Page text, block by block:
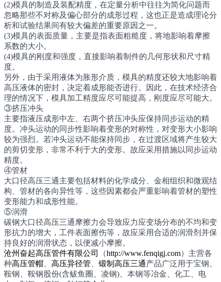
(2)模具的制造及装配精度，在定量分析中往往为简化问题而
忽略那些不对称及偏心部分的成形过程，这也正是造成理论分
析和试验结果间有较大偏差的重要原因之一。
(3)模具的表面质量，主要是指表面粗糙度，将地影响着摩擦
系数的大小。
(4)模具的刚度和强度，直接影响着制件的几何形状和尺寸精
度。
另外，由于采用液体为胀形介质，模具的精度还较大地影响着
高压液体的密封，决定着成形能否进行。因此，在技术经济合
理的情况下，模具加工精度应尽可能提高，刚度应尽可能大。
③挤压冲头
主要指液压成形中左、右两个挤压冲头应保持同步运动的精
度。冲头运动的同步性影响着变形的对称性，对变形大小影响
较为强烈。若冲头运动不能保持同步，在过渡区域将产生较大
的剪切变形，非常不利于大的变形。故应采用措施以同步运动
精度。
④管材
大口径高压三通主要包括材料的化学成分、金相组织和微观结
构、管材的各向异性等，这些因素都会严重影响着管材的塑性
变形能力和成形性能。
⑤润滑
碳钢大口径高压三通摩擦力会导致应力应变场分布的不均和变
形抗力的增大，工件表面擦伤等，故应采用合适的润滑剂并保
持良好的润滑状态，以便减小摩擦。
沧州奋起高压管件有限公司
（http://www.fenqigj.com）主营各
种高压管帽 高压异径管 锻制高压三通产品广泛用于宝钢、
鞍钢、鞍钢股份(含鲅鱼圈、凌钢)、本钢等冶金、化工、电